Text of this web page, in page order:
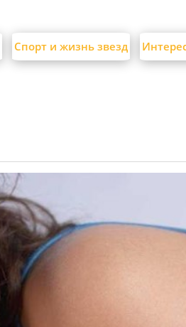
Спорт и жизнь звезд